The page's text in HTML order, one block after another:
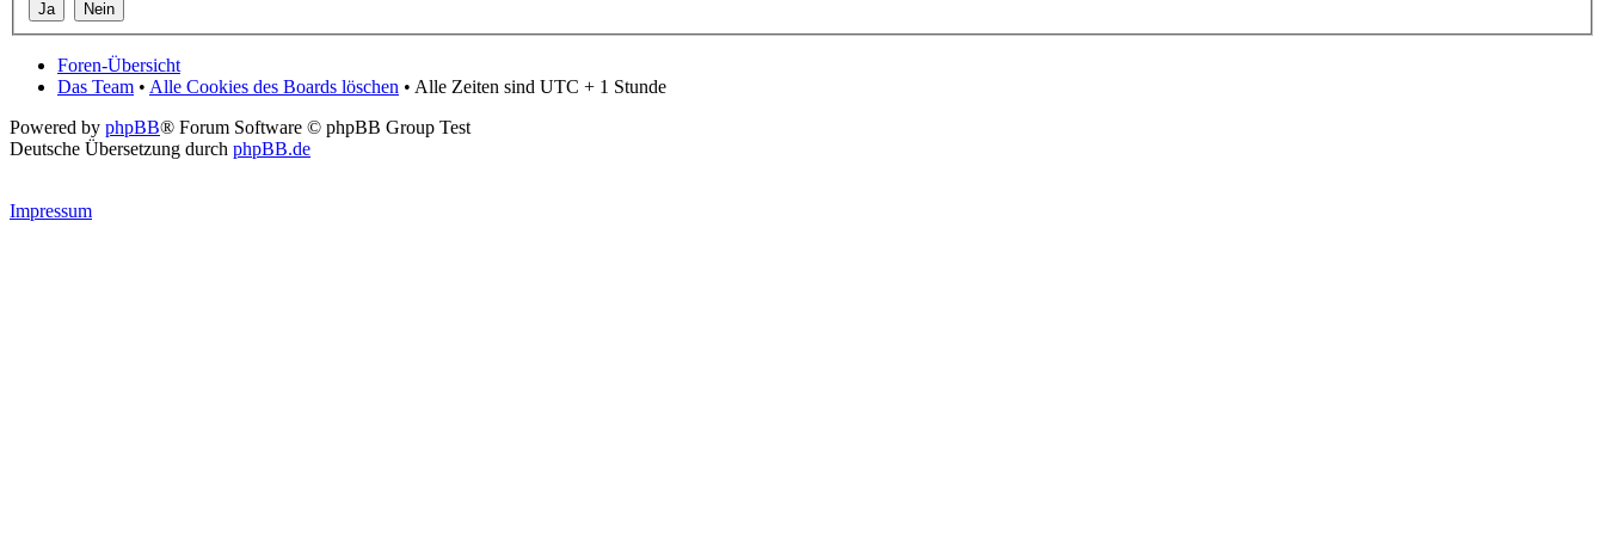
Foren-Übersicht
Das Team • Alle Cookies des Boards löschen • Alle Zeiten sind UTC + 1 Stunde
Powered by phpBB® Forum Software © phpBB Group Test
Deutsche Übersetzung durch phpBB.de
Impressum